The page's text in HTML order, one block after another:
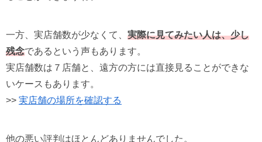
一方、実店舗数が少なくて、 実際に見てみたい人は、少し
残念であるという声もあります。
実店舗数は７店舗と、遠方の方には直接見ることができな
いケースもあります。
>> 実店舗の場所を確認する
他の悪い評判はほとんどありませんでした。